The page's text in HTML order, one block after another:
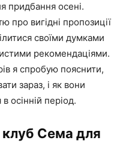
придбання осені.
про вигідні пропозиції
своїми думками
рекомендаціями.
я спробую пояснити,
зараз, і як вони
осінній період.
Сема для